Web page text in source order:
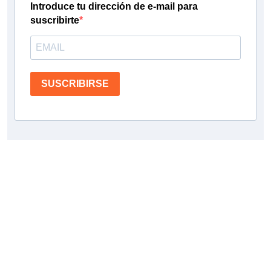
Introduce tu dirección de e-mail para
suscribirte
SUSCRIBIRSE